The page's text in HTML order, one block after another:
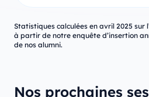
Statistiques calculées en avril 2025 sur
à partir de notre enquête d’insertion
de nos alumni.
Nos prochaines